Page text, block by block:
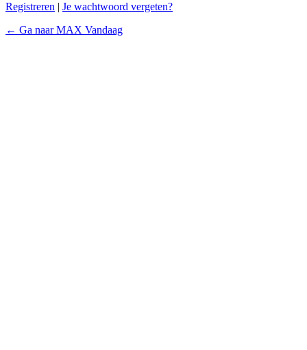
Registreren | Je wachtwoord vergeten?
← Ga naar MAX Vandaag